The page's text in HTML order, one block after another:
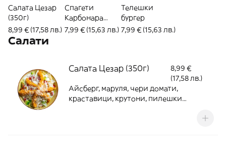
Салата Цезар
(350г)
8,99 € (17,58 лв.)
Спагети
Карбонара
(400г)
7,99 € (15,63 лв.)
Телешки
бургер
7,99 € (15,63 лв.)
Салати
Салата Цезар (350г)
8,99 €
(17,58 лв.)
Айсберг, маруля, чери домати,
краставици, крутони, пилешки